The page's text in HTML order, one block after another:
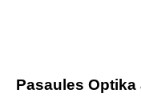
Pasaules